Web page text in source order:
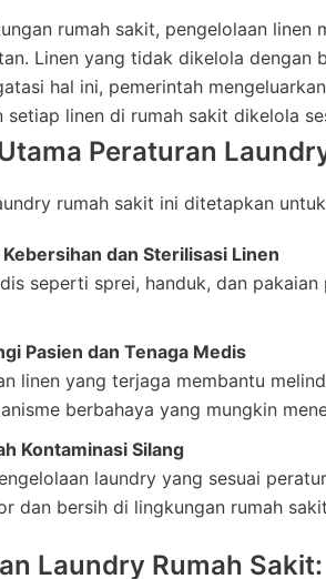
rumah sakit, pengelolaan
Linen yang tidak dikelola dengan
hal ini, pemerintah mengeluarkan
setiap linen di rumah sakit dikelola
Peraturan
rumah sakit ini ditetapkan
dan Sterilisasi Linen
seperti sprei, handuk, dan
Pasien dan Tenaga Medis
linen yang terjaga membantu
berbahaya yang mungkin
Kontaminasi Silang
laundry yang sesuai
dan bersih di lingkungan rumah
Laundry Rumah